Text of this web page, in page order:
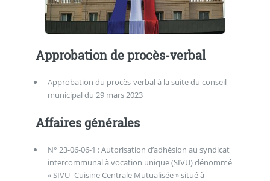
Approbation de procès-verbal
Approbation du procès-verbal à la suite du conseil
municipal du 29 mars 2023
Affaires générales
N° 23-06-06-1 : Autorisation d’adhésion au syndicat
intercommunal à vocation unique (SIVU) dénommé
« SIVU- Cuisine Centrale Mutualisée » situé à